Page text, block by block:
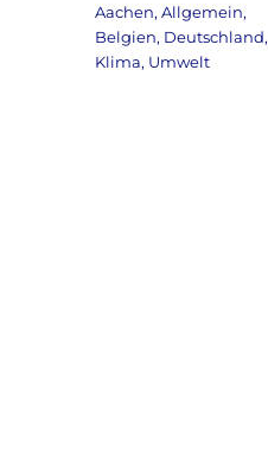
Kategorien
Aachen,Allgemein,
Belgien, Deutschland,
Klima, Umwelt